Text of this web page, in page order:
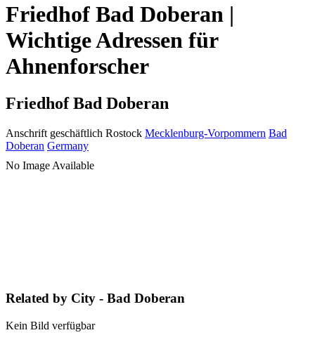
Friedhof Bad Doberan |
Wichtige Adressen für
Ahnenforscher
Friedhof Bad Doberan
Anschrift geschäftlich Rostock Mecklenburg-Vorpommern Bad
Doberan Germany
No Image Available
Related by City - Bad Doberan
Kein Bild verfügbar